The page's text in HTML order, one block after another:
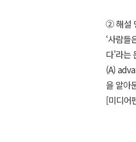
② 해설
‘사람들
다’라
(A)
을 알아
[미디어